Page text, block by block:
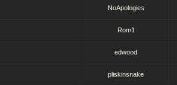
NoApologies
Rom1
edwood
pliskinsnake